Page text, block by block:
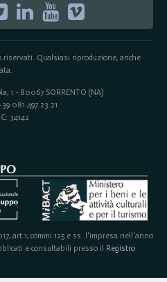
Qualsiasi riproduzione, anche
1 - 80067 SORRENTO (NA)
081.497.23.21
34142
art.1, commi 125 e ss. l'impresa nell'anno
e consultabili presso il Registro